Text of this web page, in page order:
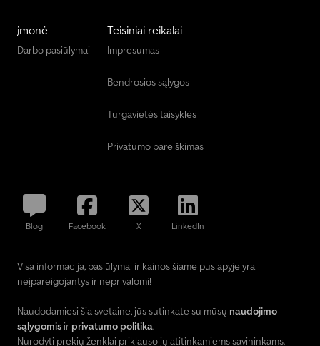
įmonė
Darbo pasiūlymai
Teisiniai reikalai
Impresumas
Bendrosios sąlygos
Turgavietės taisyklės
Privatumo pareiškimas
Blog Facebook X LinkedIn
Visa informacija, pasiūlymai ir kainos šiame puslapyje yra
neįpareigojantys ir neprivalomi!
Naudodamiesi šia svetaine, jūs sutinkate su mūsų naudojimo
sąlygomis ir privatumo politika.
Nurodyti prekių ženklai priklauso jų atitinkamiems savininkams.